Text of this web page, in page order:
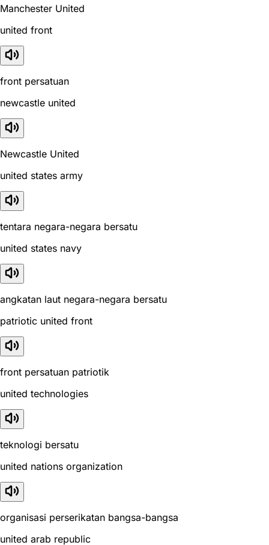
Manchester United
united front
front persatuan
newcastle united
Newcastle United
united states army
tentara negara-negara bersatu
united states navy
angkatan laut negara-negara bersatu
patriotic united front
front persatuan patriotik
united technologies
teknologi bersatu
united nations organization
organisasi perserikatan bangsa-bangsa
united arab republic